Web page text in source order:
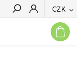
CZK
Hledat